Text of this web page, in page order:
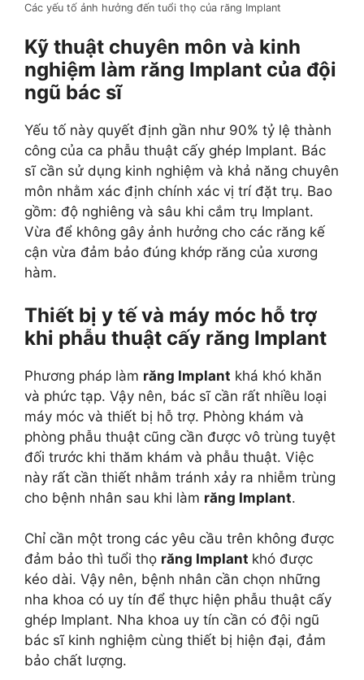
Các yếu tố ảnh hưởng đến tuổi thọ của răng Implant
Kỹ thuật chuyên môn và kinh
nghiệm làm răng Implant của đội
ngũ bác sĩ
Yếu tố này quyết định gần như 90% tỷ lệ thành
công của ca phẫu thuật cấy ghép Implant. Bác
sĩ cần sử dụng kinh nghiệm và khả năng chuyên
môn nhằm xác định chính xác vị trí đặt trụ. Bao
gồm: độ nghiêng và sâu khi cắm trụ Implant.
Vừa để không gây ảnh hưởng cho các răng kế
cận vừa đảm bảo đúng khớp răng của xương
hàm.
Thiết bị y tế và máy móc hỗ trợ
khi phẫu thuật cấy răng Implant
Phương pháp làm răng Implant khá khó khăn
và phức tạp. Vậy nên, bác sĩ cần rất nhiều loại
máy móc và thiết bị hỗ trợ. Phòng khám và
phòng phẫu thuật cũng cần được vô trùng tuyệt
đối trước khi thăm khám và phẫu thuật. Việc
này rất cần thiết nhằm tránh xảy ra nhiễm trùng
cho bệnh nhân sau khi làm răng Implant.
Chỉ cần một trong các yêu cầu trên không được
đảm bảo thì tuổi thọ răng Implant khó được
kéo dài. Vậy nên, bệnh nhân cần chọn những
nha khoa có uy tín để thực hiện phẫu thuật cấy
ghép Implant. Nha khoa uy tín cần có đội ngũ
bác sĩ kinh nghiệm cùng thiết bị hiện đại, đảm
bảo chất lượng.